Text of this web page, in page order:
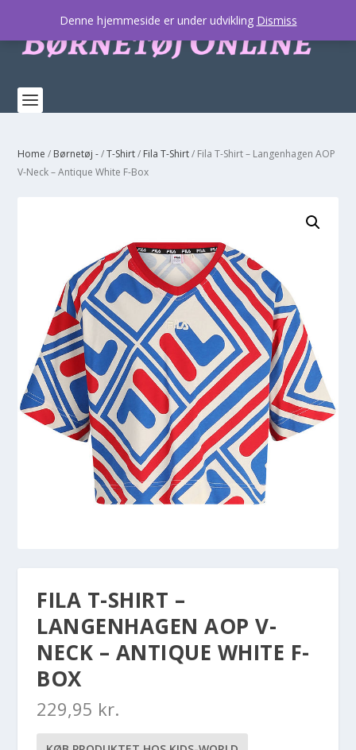
Home / Børnetøj -/T-Shirt/ Fila T-Shirt/ Fila T-Shirt – Langenhagen AOP
V-Neck – Antique White F-Box
FILA T-SHIRT –
LANGENHAGEN AOP V-
NECK – ANTIQUE WHITE F-
BOX
229,95 kr.
Denne hjemmeside er under udvikling Dismiss